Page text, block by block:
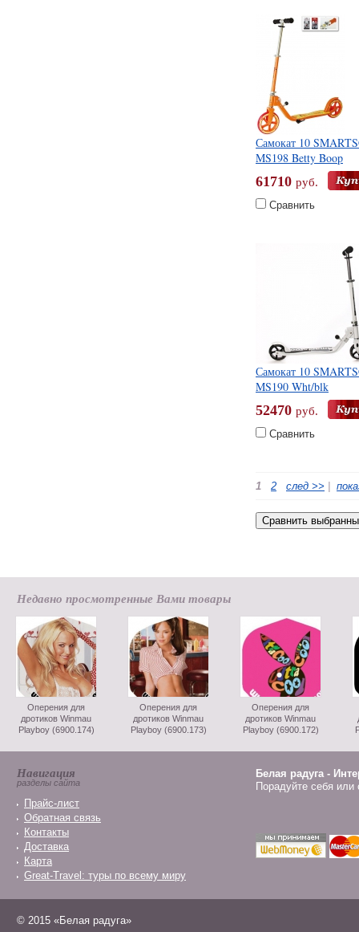
Самокат 10
MS198 Betty Boop
61710 руб.
Сравнить
Самокат 10
MS190 Wht/blk
52470 руб.
Сравнить
1 2 след >>
Недавно просмотренные Вами товары
Оперения для
дротиков Winmau
Playboy (6900.174)
Оперения для
дротиков Winmau
Playboy (6900.173)
Оперения для
дротиков Winmau
Playboy (6900.172)
Навигация
разделы сайта
Прайс-лист
Обратная связь
Контакты
Доставка
Карта
Great-Travel: туры по всему миру
Белая радуга -
Порадуйте себя
© 2015 «Белая радуга»